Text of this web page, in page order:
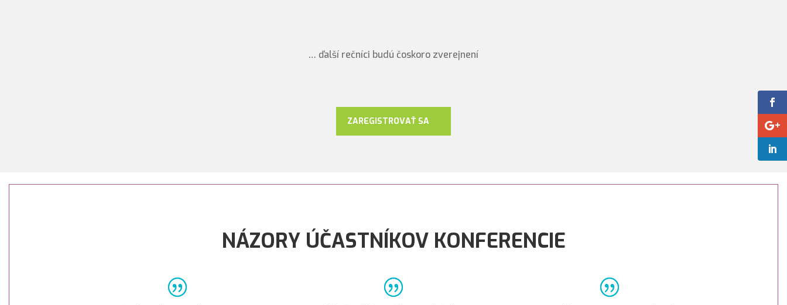
… ďalší rečníci budú čoskoro zverejnení
ZAREGISTROVAŤ SA
NÁZORY ÚČASTNÍKOV KONFERENCIE